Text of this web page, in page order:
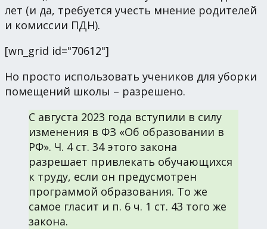
лет (и да, требуется учесть мнение родителей
и комиссии ПДН).
[wn_grid id="70612"]
Но просто использовать учеников для уборки
помещений школы – разрешено.
С августа 2023 года вступили в силу
изменения в ФЗ «Об образовании в
РФ». Ч. 4 ст. 34 этого закона
разрешает привлекать обучающихся
к труду, если он предусмотрен
программой образования. То же
самое гласит и п. 6 ч. 1 ст. 43 того же
закона.